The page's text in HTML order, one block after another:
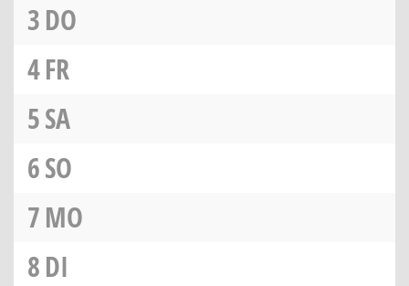
3DO
4FR
5SA
6SO
7MO
8DI